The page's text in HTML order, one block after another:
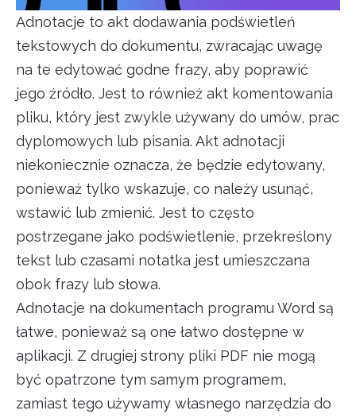
Adnotacje to akt dodawania podświetleń
tekstowych do dokumentu, zwracając uwagę
na te edytować godne frazy, aby poprawić
jego źródło. Jest to również akt komentowania
pliku, który jest zwykle używany do umów, prac
dyplomowych lub pisania. Akt adnotacji
niekoniecznie oznacza, że będzie edytowany,
ponieważ tylko wskazuje, co należy usunąć,
wstawić lub zmienić. Jest to często
postrzegane jako podświetlenie, przekreślony
tekst lub czasami notatka jest umieszczana
obok frazy lub słowa.
Adnotacje na dokumentach programu Word są
łatwe, ponieważ są one łatwo dostępne w
aplikacji. Z drugiej strony pliki PDF nie mogą
być opatrzone tym samym programem,
zamiast tego używamy własnego narzędzia do